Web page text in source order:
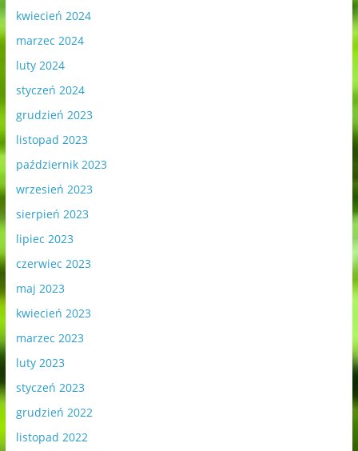
kwiecień 2024
marzec 2024
luty 2024
styczeń 2024
grudzień 2023
listopad 2023
październik 2023
wrzesień 2023
sierpień 2023
lipiec 2023
czerwiec 2023
maj 2023
kwiecień 2023
marzec 2023
luty 2023
styczeń 2023
grudzień 2022
listopad 2022